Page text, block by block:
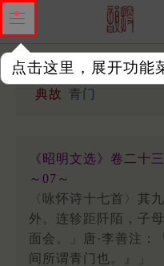
点击这里，展开功能
典故 青门
《昭明文选》卷二十
～07～
〈咏怀诗十七首〉其
外。连轸距阡陌，子
面会。」唐·李善注：
间所谓青门也。』」